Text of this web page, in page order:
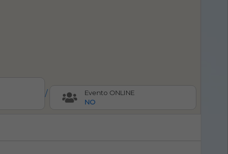
/
Evento ONLINE
NO